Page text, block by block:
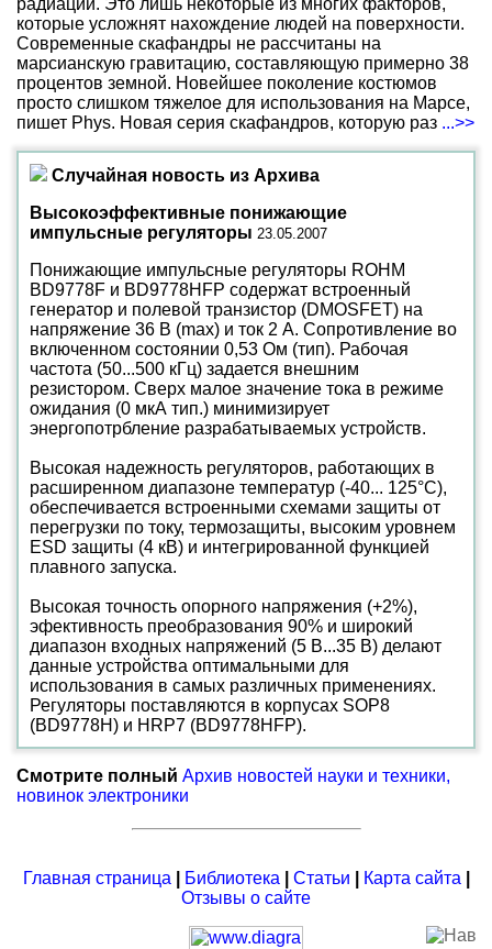
радиации. Это лишь некоторые из многих факторов,
которые усложнят нахождение людей на поверхности.
Современные скафандры не рассчитаны на
марсианскую гравитацию, составляющую примерно 38
процентов земной. Новейшее поколение костюмов
просто слишком тяжелое для использования на Марсе,
пишет Phys. Новая серия скафандров, которую раз ...>>
Случайная новость из Архива
Высокоэффективные понижающие
импульсные регуляторы 23.05.2007
Понижающие импульсные регуляторы ROHM
BD9778F и BD9778HFP содержат встроенный
генератор и полевой транзистор (DMOSFET) на
напряжение 36 В (max) и ток 2 А. Сопротивление во
включенном состоянии 0,53 Ом (тип). Рабочая
частота (50...500 кГц) задается внешним
резистором. Сверх малое значение тока в режиме
ожидания (0 мкА тип.) минимизирует
энергопотрбление разрабатываемых устройств.
Высокая надежность регуляторов, работающих в
расширенном диапазоне температур (-40... 125°С),
обеспечивается встроенными схемами защиты от
перегрузки по току, термозащиты, высоким уровнем
ESD защиты (4 кВ) и интегрированной функцией
плавного запуска.
Высокая точность опорного напряжения (+2%),
эфективность преобразования 90% и широкий
диапазон входных напряжений (5 В...35 В) делают
данные устройства оптимальными для
использования в самых различных применениях.
Регуляторы поставляются в корпусах SOP8
(BD9778H) и HRP7 (BD9778HFP).
Смотрите полный Архив новостей науки и техники,
новинок электроники
Главная страница Библиотека Статьи Карта сайта
Отзывы о сайте